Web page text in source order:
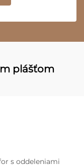
plášťom
s oddeleniami